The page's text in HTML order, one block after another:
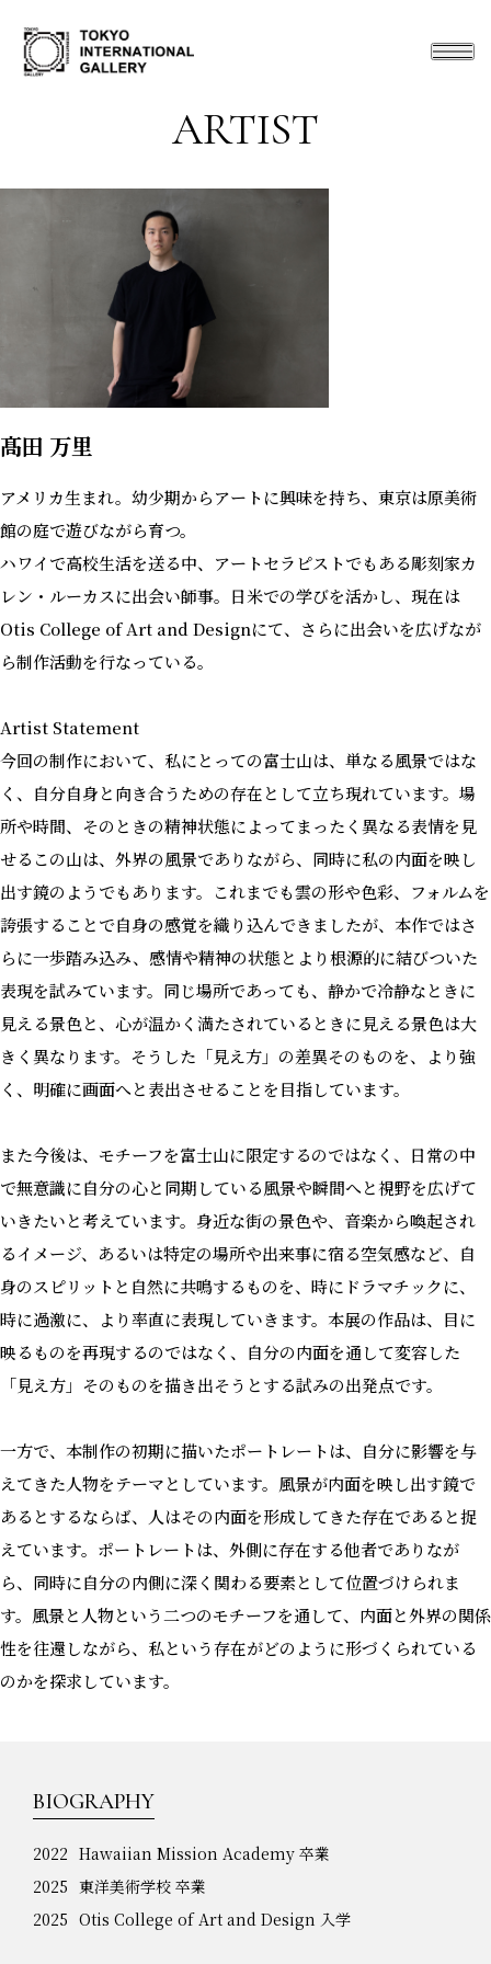
ARTIST
髙田 万里
アメリカ生まれ。幼少期からアートに興味を持ち、東京は原美術
館の庭で遊びながら育つ。
ハワイで高校生活を送る中、アートセラピストでもある彫刻家カ
レン・ルーカスに出会い師事。日米での学びを活かし、現在は
Otis College of Art and Designにて、さらに出会いを広げなが
ら制作活動を行なっている。
Artist Statement
今回の制作において、私にとっての富士山は、単なる風景ではな
く、自分自身と向き合うための存在として立ち現れています。場
所や時間、そのときの精神状態によってまったく異なる表情を見
せるこの山は、外界の風景でありながら、同時に私の内面を映し
出す鏡のようでもあります。これまでも雲の形や色彩、フォルムを
誇張することで自身の感覚を織り込んできましたが、本作ではさ
らに一歩踏み込み、感情や精神の状態とより根源的に結びついた
表現を試みています。同じ場所であっても、静かで冷静なときに
見える景色と、心が温かく満たされているときに見える景色は大
きく異なります。そうした「見え方」の差異そのものを、より強
く、明確に画面へと表出させることを目指しています。
また今後は、モチーフを富士山に限定するのではなく、日常の中
で無意識に自分の心と同期している風景や瞬間へと視野を広げて
いきたいと考えています。身近な街の景色や、音楽から喚起され
るイメージ、あるいは特定の場所や出来事に宿る空気感など、自
身のスピリットと自然に共鳴するものを、時にドラマチックに、
時に過激に、より率直に表現していきます。本展の作品は、目に
映るものを再現するのではなく、自分の内面を通して変容した
「見え方」そのものを描き出そうとする試みの出発点です。
一方で、本制作の初期に描いたポートレートは、自分に影響を与
えてきた人物をテーマとしています。風景が内面を映し出す鏡で
あるとするならば、人はその内面を形成してきた存在であると捉
えています。ポートレートは、外側に存在する他者でありなが
ら、同時に自分の内側に深く関わる要素として位置づけられま
す。風景と人物という二つのモチーフを通して、内面と外界の関係
性を往還しながら、私という存在がどのように形づくられている
のかを探求しています。
BIOGRAPHY
2022 Hawaiian Mission Academy 卒業
2025 東洋美術学校 卒業
2025 Otis College of Art and Design 入学